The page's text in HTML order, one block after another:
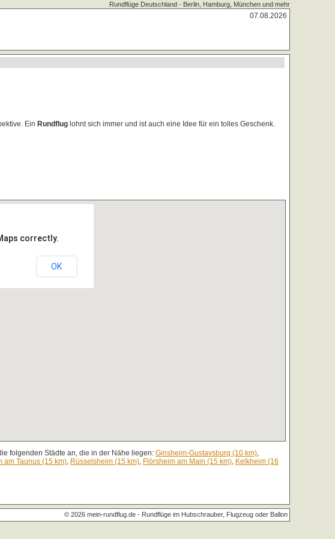
Rundflüge Deutschland - Berlin, Hamburg, München und mehr
07.08.2026
Ein Rundflug lohnt sich immer und ist auch eine Idee für ein tolles Geschenk.
correctly.
OK
folgenden Städte an, die in der Nähe liegen: Ginsheim-Gustavsburg (10 km),
am Taunus (15 km), Rüsselsheim (15 km), Flörsheim am Main (15 km), Kelkheim (16
© 2026 mein-rundflug.de - Rundflüge im Hubschrauber, Flugzeug oder Ballon